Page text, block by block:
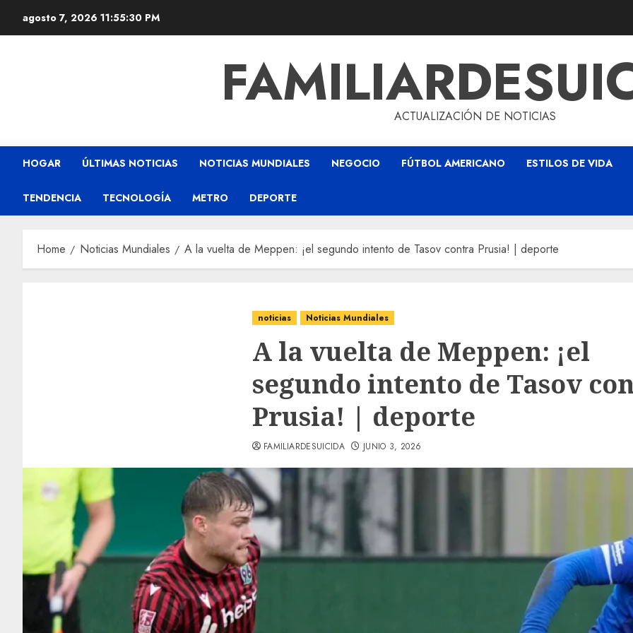
agosto 7, 2026 11:55:31 PM
ACTUALIZACIÓN DE NOTICIAS
HOGAR ÚLTIMAS NOTICIAS NOTICIAS MUNDIALES NEGOCIO FÚTBOL AMERICANO ESTILOS DE VIDA
TENDENCIA TECNOLOGÍA METRO DEPORTE
Home Noticias Mundiales A la vuelta de Meppen: ¡el segundo intento de Tasov contra Prusia! | deporte
noticias Noticias Mundiales
A la vuelta de Meppen: ¡el
segundo intento de Tasov
Prusia! | deporte
FAMILIARDESUICIDA JUNIO 3, 2026